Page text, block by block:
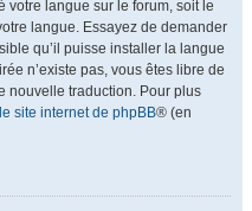
votre langue sur le forum, soit le
langue. Essayez de demander
qu’il puisse installer la langue
n’existe pas, vous êtes libre de
nouvelle traduction. Pour plus
le site internet de phpBB® (en